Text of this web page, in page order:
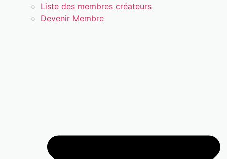
Liste des membres créateurs
Devenir Membre